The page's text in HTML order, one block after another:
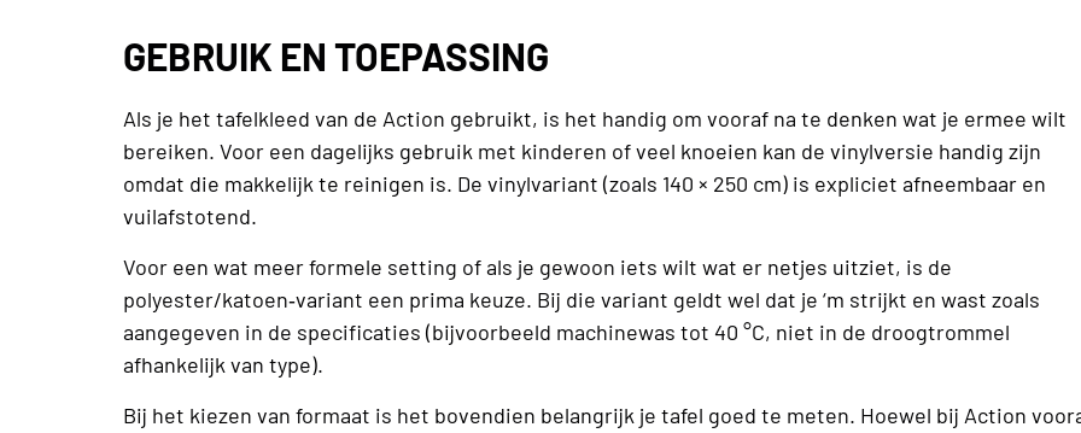
GEBRUIK EN TOEPASSING
Als je het tafelkleed van de Action gebruikt, is het handig om vooraf na te denken wat je ermee wilt
bereiken. Voor een dagelijks gebruik met kinderen of veel knoeien kan de vinylversie handig zijn
omdat die makkelijk te reinigen is. De vinylvariant (zoals 140 × 250 cm) is expliciet afneembaar en
vuilafstotend.
Voor een wat meer formele setting of als je gewoon iets wilt wat er netjes uitziet, is de
polyester/katoen‐variant een prima keuze. Bij die variant geldt wel dat je ‘m strijkt en wast zoals
aangegeven in de specificaties (bijvoorbeeld machinewas tot 40 °C, niet in de droogtrommel
afhankelijk van type).
Bij het kiezen van formaat is het bovendien belangrijk je tafel goed te meten. Hoewel bij Action